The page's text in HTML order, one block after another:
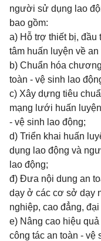
người sử dụng lao
bao gồm:
a) Hỗ trợ thiết bị, đầu
tâm huấn luyện về
b) Chuẩn hóa
toàn - vệ sinh lao
c) Xây dựng tiêu
mạng lưới huấn
- vệ sinh lao động;
d) Triển khai huấn
dụng lao động và
lao động;
đ) Đưa nội dung an
dạy ở các cơ sở dạy
nghiệp, cao đẳng, đại
e) Nâng cao hiệu
công tác an toàn - vệ